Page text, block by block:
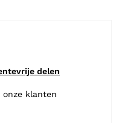
delen
onze klanten